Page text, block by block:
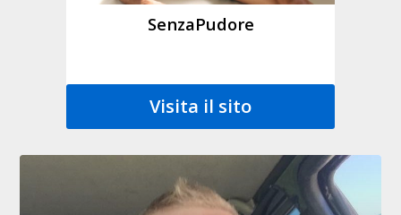
SenzaPudore
Visita il sito